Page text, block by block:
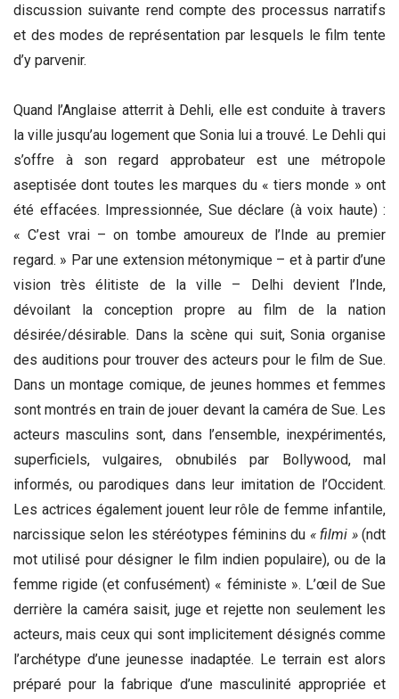
discussion suivante rend compte des processus narratifs
et des modes de représentation par lesquels le film tente
d’y parvenir.
Quand l’Anglaise atterrit à Dehli, elle est conduite à travers
la ville jusqu’au logement que Sonia lui a trouvé. Le Dehli qui
s’offre à son regard approbateur est une métropole
aseptisée dont toutes les marques du « tiers monde » ont
été effacées. Impressionnée, Sue déclare (à voix haute) :
« C’est vrai – on tombe amoureux de l’Inde au premier
regard. » Par une extension métonymique – et à partir d’une
vision très élitiste de la ville – Delhi devient l’Inde,
dévoilant la conception propre au film de la nation
désirée/désirable. Dans la scène qui suit, Sonia organise
des auditions pour trouver des acteurs pour le film de Sue.
Dans un montage comique, de jeunes hommes et femmes
sont montrés en train de jouer devant la caméra de Sue. Les
acteurs masculins sont, dans l’ensemble, inexpérimentés,
superficiels, vulgaires, obnubilés par Bollywood, mal
informés, ou parodiques dans leur imitation de l’Occident.
Les actrices également jouent leur rôle de femme infantile,
narcissique selon les stéréotypes féminins du « filmi »(ndt
mot utilisé pour désigner le film indien populaire), ou de la
femme rigide (et confusément) « féministe ». L’œil de Sue
derrière la caméra saisit, juge et rejette non seulement les
acteurs, mais ceux qui sont implicitement désignés comme
l’archétype d’une jeunesse inadaptée. Le terrain est alors
préparé pour la fabrique d’une masculinité appropriée et